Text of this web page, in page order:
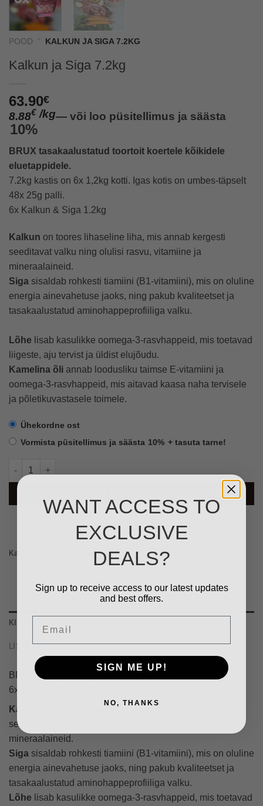
POOD " KALKUN JA SIGA 7.2KG
Kalkun ja Siga 7.2kg
63.90€
8.88€ /kg— või loo püsitellimus ja säästa
10%
BRUX tasakaalustatud toortoit koertele kõikidele
eluetappidele.
7.2kg kastis on 6x 1,2kg kotti. Igas kotis on umbes-täpselt
48x 25g palli.
6x Kalkun & Siga 1.2kg
Kalkun on toores lihaseline liha, mis annab kergesti
seeditavat valku ning olulisi rasvu, vitamiine ja
mineraalaineid.
Siga sisaldab rohkesti tiamiini (B1-vitamiini), mis on oluline
energia ainevahetuse jaoks, ning pakub kvaliteetset ja
tasakaalustatud aminohappeprofiiliga valku.
Lõhe lisab kasulikke oomega-3-rasvhappeid, mis toetavad
liigeste, aju tervist ja üldist elujõudu.
Kamelina õli annab loodusliku taimse E-vitamiini ja
oomega-3-rasvhappeid, mis aitavad kaasa naha tervisele
ja põletikuvastasele toimele.
Ühekordne ost
Vormista püsitellimus ja säästa 10% + tasuta tarne!
Kalkun ja Siga 7.2kg kogus
Kategooria: Koerte toortoit
KIRJELDUS
LISAINFO
BRUX tasakaalustatud
6x Kalkun & Siga 1.2kg
Kalkun
on toores lihaseline liha, mis annab kergesti
seeditavat valku ning olulisi rasvu, vitamiine ja
mineraalaineid.
Siga sisaldab rohkesti tiamiini (B1-vitamiini), mis on oluline
energia ainevahetuse jaoks, ning pakub kvaliteetset ja
tasakaalustatud aminohappeprofiiliga valku.
Lõhe lisab kasulikke oomega-3-rasvhappeid, mis toetavad
WANT ACCESS TO
EXCLUSIVE
DEALS?
Sign up to receive access to our latest updates
and best offers.
SIGN ME UP!
NO, THANKS